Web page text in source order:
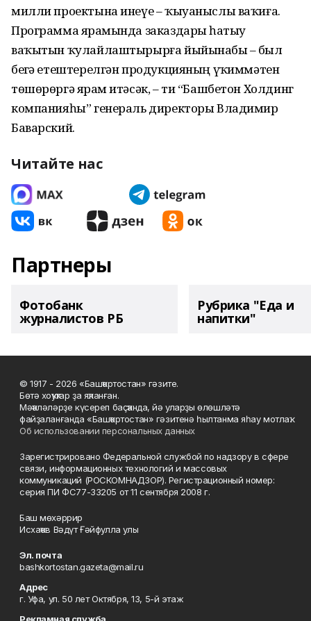
милли проектына инеүе – ҡыуаныслы ваҡиға.
Программа ярҙамында заказдарҙы һатыу
ваҡытын ҡулайлаштырырға йыйынабыҙ – был
беҙгә етеш­терелгән продукцияның үҙҡиммә­тен
төшөрөргә ярҙам итәсәк, – ти “Башбетон Холдинг
компанияһы” генераль директоры Владимир
Баварский.
Читайте нас
Партнеры
Фотобанк
журналистов РБ
Рубрика "Еда и
напитки"
© 1917 - 2026 «Башҡортостан» гәзите.
Бөтә хоҡуҡтар ҙа яҡланған.
Мәҡәләләрҙе күсереп баҫҡанда, йә уларҙы өлөшләтә
файҙаланғанда «Башҡортостан» гәзитенә һылтанма яһау мотлаҡ.
Об использовании персональных данных
Зарегистрировано Федеральной службой по надзору в сфере
связи, информационных технологий и массовых
коммуникаций (РОСКОМНАДЗОР). Регистрационный номер:
серия ПИ ФС77-33205 от 11 сентября 2008 г.
Баш мөхәррир
Исхаҡов Вәдүт Ғәйфулла улы
Эл. почта
bashkortostan.gazeta@mail.ru
Адрес
г. Уфа, ул. 50 лет Октября, 13, 5-й этаж